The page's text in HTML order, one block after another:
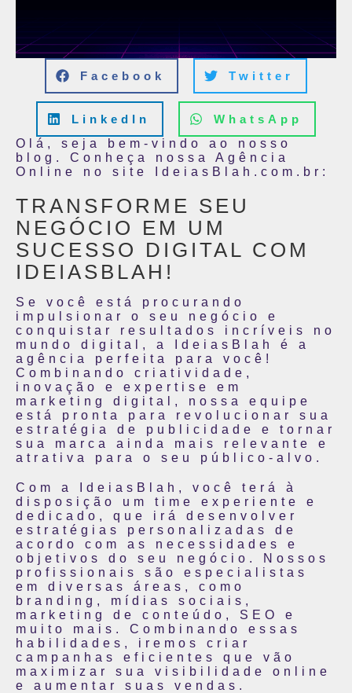
Facebook Twitter
LinkedIn
WhatsApp
Olá, seja bem-vindo ao nosso
blog. Conheça nossa Agência
Online no site IdeiasBlah.com.br:
TRANSFORME SEU
NEGÓCIO EM UM
SUCESSO DIGITAL COM
IDEIASBLAH!
Se você está procurando
impulsionar o seu negócio e
conquistar resultados incríveis no
mundo digital, a IdeiasBlah é a
agência perfeita para você!
Combinando criatividade,
inovação e expertise em
marketing digital, nossa equipe
está pronta para revolucionar sua
estratégia de publicidade e tornar
sua marca ainda mais relevante e
atrativa para o seu público-alvo.
Com a IdeiasBlah, você terá à
disposição um time experiente e
dedicado, que irá desenvolver
estratégias personalizadas de
acordo com as necessidades e
objetivos do seu negócio. Nossos
profissionais são especialistas
em diversas áreas, como
branding, mídias sociais,
marketing de conteúdo, SEO e
muito mais. Combinando essas
habilidades, iremos criar
campanhas eficientes que vão
maximizar sua visibilidade online
e aumentar suas vendas.